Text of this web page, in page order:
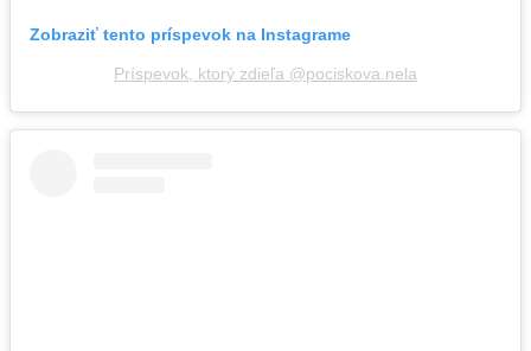
Zobraziť tento príspevok na Instagrame
Príspevok, ktorý zdieľa @pociskova.nela